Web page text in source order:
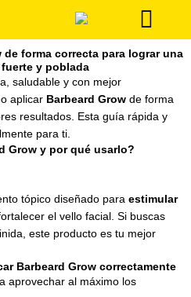
de forma correcta para lograr una
fuerte y poblada
saludable y con mejor
aplicar Barbeard Grow de forma
resultados. Esta guía rápida y
para ti.
Grow y por qué usarlo?
tópico diseñado para estimular
el vello facial. Si buscas
este producto es tu mejor
Barbeard Grow correctamente
aprovechar al máximo los